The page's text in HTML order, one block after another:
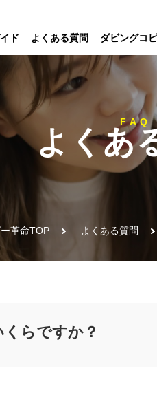
ド よくある質問 ダビングコ
FAQ
よくあ
革命TOP よくある質問
らですか？